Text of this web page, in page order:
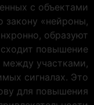
с объектами
закону «нейроны,
образуют
повышение
между участками,
сигналах. Это
для повышения